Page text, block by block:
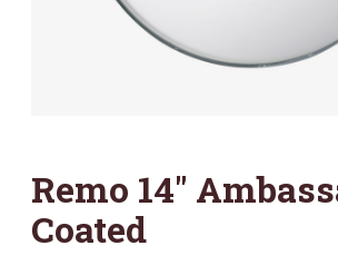
Remo 14″
Coated